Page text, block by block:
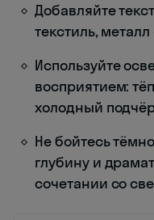
Добавляйте
текстиль,
Используйте
восприятием:
холодный
Не бойтесь
глубину и
сочетании со